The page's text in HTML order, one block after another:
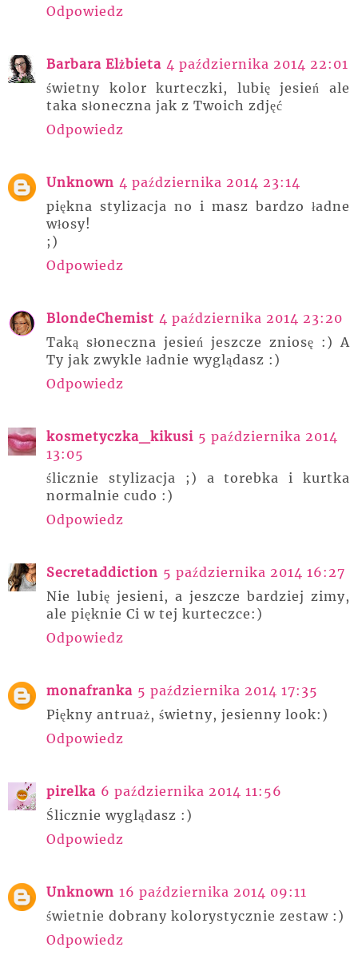
Odpowiedz
Barbara Elżbieta 4 października 2014 22:01
świetny kolor kurteczki, lubię jesień ale
taka słoneczna jak z Twoich zdjęć
Odpowiedz
Unknown 4 października 2014 23:14
piękna stylizacja no i masz bardzo ładne
włosy!
;)
Odpowiedz
BlondeChemist 4 października 2014 23:20
Taką słoneczna jesień jeszcze zniosę :) A
Ty jak zwykle ładnie wyglądasz :)
Odpowiedz
kosmetyczka_kikusi 5 października 2014
13:05
ślicznie stylizacja ;) a torebka i kurtka
normalnie cudo :)
Odpowiedz
Secretaddiction 5 października 2014 16:27
Nie lubię jesieni, a jeszcze bardziej zimy,
ale pięknie Ci w tej kurteczce:)
Odpowiedz
monafranka 5 października 2014 17:35
Piękny antruaż, świetny, jesienny look:)
Odpowiedz
pirelka 6 października 2014 11:56
Ślicznie wyglądasz :)
Odpowiedz
Unknown 16 października 2014 09:11
świetnie dobrany kolorystycznie zestaw :)
Odpowiedz